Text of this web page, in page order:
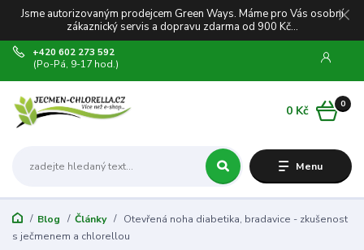
Jsme autorizovaným prodejcem Green Ways. Máme pro Vás osobní
zákaznický servis a dopravu zdarma od 900 Kč...
Menu
+420 602 273 592
(Po-Pá, 9-17 hod.)
0
0 Kč
Blog Články
Otevřená noha diabetika, bradavice - zkušenost
s ječmenem a chlorellou